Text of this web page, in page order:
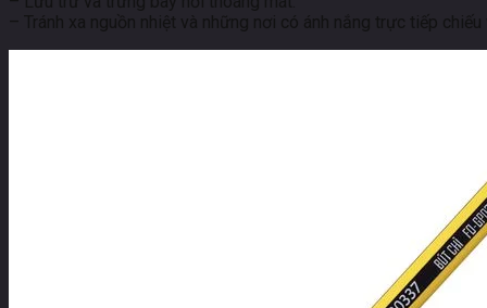
– Tránh xa nguồn nhiệt và những nơi có ánh nắng trực tiếp chiếu